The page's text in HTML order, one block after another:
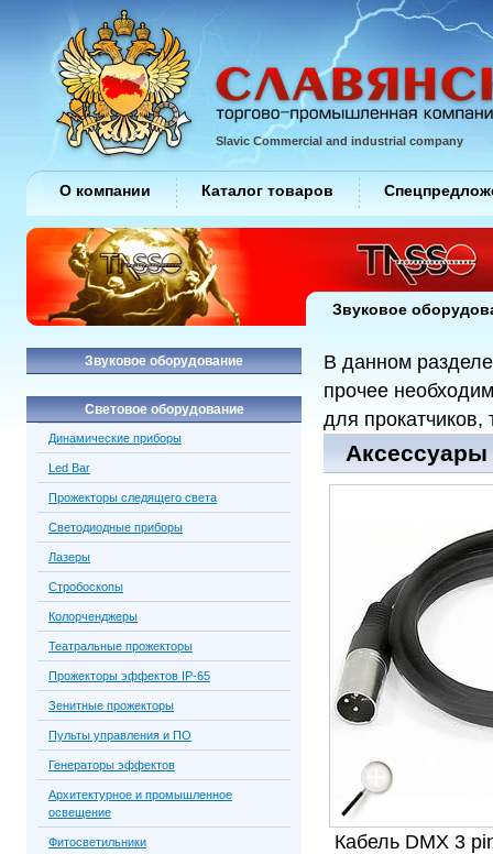
В данном
прочее
для прокатчиков,
Аксессуары
Кабель DMX 3
Звуковое оборудование
Световое оборудование
Динамические приборы
Led Bar
Прожекторы следящего света
Светодиодные приборы
Лазеры
Стробоскопы
Колорченджеры
Театральные прожекторы
Прожекторы эффектов IP-65
Зенитные прожекторы
Пульты управления и ПО
Генераторы эффектов
Архитектурное и промышленное
освещение
Фитосветильники
Slavic Commercial and industrial company
О компании Каталог товаров
Звуковое